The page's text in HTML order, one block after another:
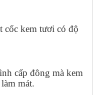
cốc kem tươi có độ
cấp đông mà kem
mát.